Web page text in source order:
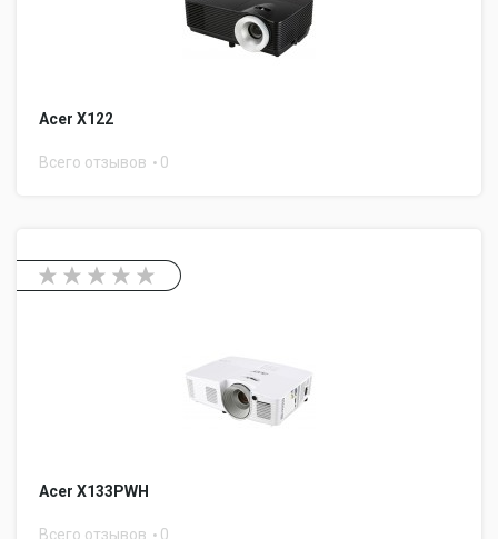
Acer X122
Всего отзывов 0
Acer X133PWH
Всего отзывов 0